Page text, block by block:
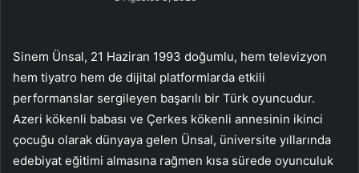
Sinem Ünsal, 21 Haziran 1993 doğumlu, hem televizyon
hem tiyatro hem de dijital platformlarda etkili
performanslar sergileyen başarılı bir Türk oyuncudur.
Azeri kökenli babası ve Çerkes kökenli annesinin ikinci
çocuğu olarak dünyaya gelen Ünsal, üniversite yıllarında
edebiyat eğitimi almasına rağmen kısa sürede oyunculuk